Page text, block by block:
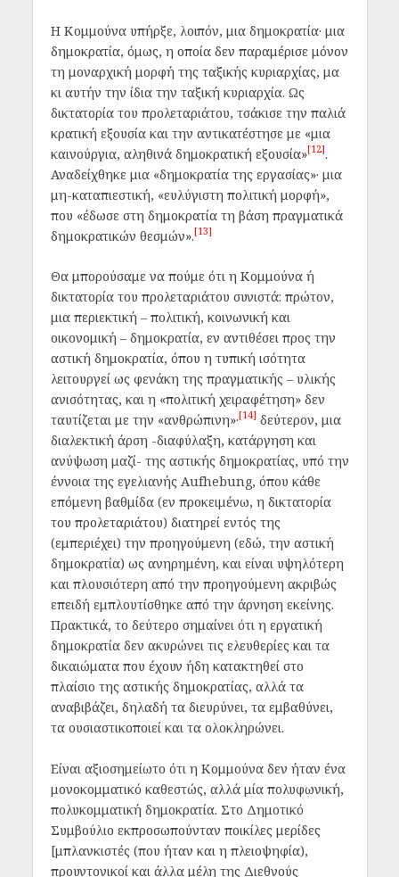
Η Κομμούνα υπήρξε, λοιπόν, μια δημοκρατία· μια
δημοκρατία, όμως, η οποία δεν παραμέρισε μόνον
τη μοναρχική μορφή της ταξικής κυριαρχίας, μα
κι αυτήν την ίδια την ταξική κυριαρχία. Ως
δικτατορία του προλεταριάτου, τσάκισε την παλιά
κρατική εξουσία και την αντικατέστησε με «μια
καινούργια, αληθινά δημοκρατική εξουσία»[12].
Αναδείχθηκε μια «δημοκρατία της εργασίας»· μια
μη-καταπιεστική, «ευλύγιστη πολιτική μορφή»,
που «έδωσε στη δημοκρατία τη βάση πραγματικά
δημοκρατικών θεσμών».[13]
Θα μπορούσαμε να πούμε ότι η Κομμούνα ή
δικτατορία του προλεταριάτου συνιστά: πρώτον,
μια περιεκτική – πολιτική, κοινωνική και
οικονομική – δημοκρατία, εν αντιθέσει προς την
αστική δημοκρατία, όπου η τυπική ισότητα
λειτουργεί ως φενάκη της πραγματικής – υλικής
ανισότητας, και η «πολιτική χειραφέτηση» δεν
ταυτίζεται με την «ανθρώπινη»·[14] δεύτερον, μια
διαλεκτική άρση -διαφύλαξη, κατάργηση και
ανύψωση μαζί- της αστικής δημοκρατίας, υπό την
έννοια της εγελιανής Aufhebung, όπου κάθε
επόμενη βαθμίδα (εν προκειμένω, η δικτατορία
του προλεταριάτου) διατηρεί εντός της
(εμπεριέχει) την προηγούμενη (εδώ, την αστική
δημοκρατία) ως ανηρημένη, και είναι υψηλότερη
και πλουσιότερη από την προηγούμενη ακριβώς
επειδή εμπλουτίσθηκε από την άρνηση εκείνης.
Πρακτικά, το δεύτερο σημαίνει ότι η εργατική
δημοκρατία δεν ακυρώνει τις ελευθερίες και τα
δικαιώματα που έχουν ήδη κατακτηθεί στο
πλαίσιο της αστικής δημοκρατίας, αλλά τα
αναβιβάζει, δηλαδή τα διευρύνει, τα εμβαθύνει,
τα ουσιαστικοποιεί και τα ολοκληρώνει.
Είναι αξιοσημείωτο ότι η Κομμούνα δεν ήταν ένα
μονοκομματικό καθεστώς, αλλά μία πολυφωνική,
πολυκομματική δημοκρατία. Στο Δημοτικό
Συμβούλιο εκπροσωπούνταν ποικίλες μερίδες
[μπλανκιστές (που ήταν και η πλειοψηφία),
προυντονικοί και άλλα μέλη της Διεθνούς